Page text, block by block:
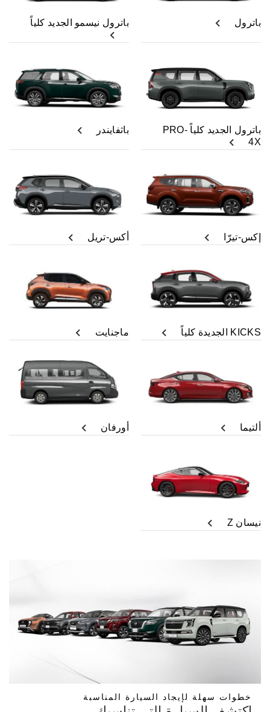
باترول باترول نيسمو الجديد كلياً
باترول الجديد كلياً PRO-
4X
باثفايندر
إكس-تيرّا أكس-تريل
KICKS الجديدة كلياً ماجنايت
ألتيما أورفان
نيسان Z
خطوات سهلة لإيجاد السيارة المناسبة